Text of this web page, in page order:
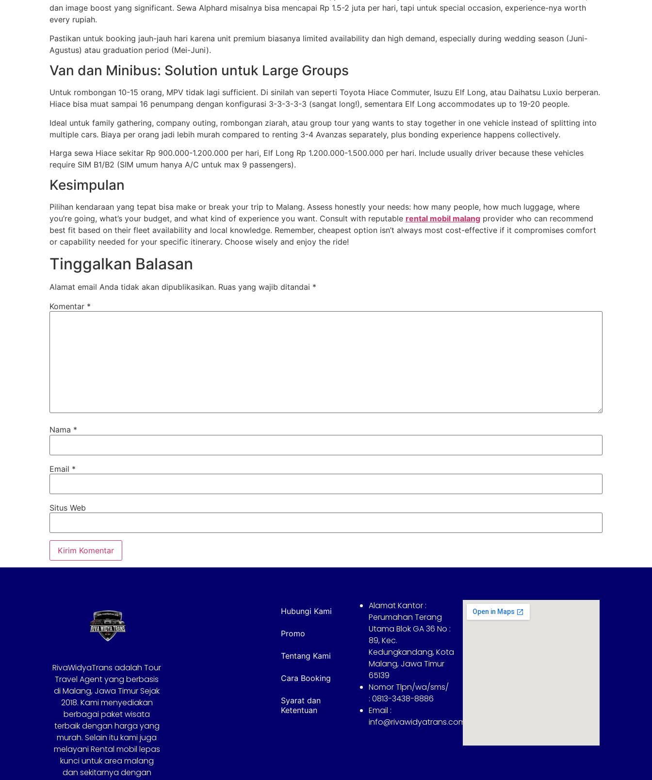
dan image boost yang significant. Sewa Alphard misalnya bisa mencapai Rp 1.5-2 juta per hari, tapi untuk special occasion, experience-nya worth
every rupiah.
Pastikan untuk booking jauh-jauh hari karena unit premium biasanya limited availability dan high demand, especially during wedding season (Juni-
Agustus) atau graduation period (Mei-Juni).
Van dan Minibus: Solution untuk Large Groups
Untuk rombongan 10-15 orang, MPV tidak lagi sufficient. Di sinilah van seperti Toyota Hiace Commuter, Isuzu Elf Long, atau Daihatsu Luxio berperan.
Hiace bisa muat sampai 16 penumpang dengan konfigurasi 3-3-3-3-3 (sangat long!), sementara Elf Long accommodates up to 19-20 people.
Ideal untuk family gathering, company outing, rombongan ziarah, atau group tour yang wants to stay together in one vehicle instead of splitting into
multiple cars. Biaya per orang jadi lebih murah compared to renting 3-4 Avanzas separately, plus bonding experience happens collectively.
Harga sewa Hiace sekitar Rp 900.000-1.200.000 per hari, Elf Long Rp 1.200.000-1.500.000 per hari. Include usually driver because these vehicles
require SIM B1/B2 (SIM umum hanya A/C untuk max 9 passengers).
Kesimpulan
Pilihan kendaraan yang tepat bisa make or break your trip to Malang. Assess honestly your needs: how many people, how much luggage, where
you’re going, what’s your budget, and what kind of experience you want. Consult with reputable rental mobil malang provider who can recommend
best fit based on their fleet availability and local knowledge. Remember, cheapest option isn’t always most cost-effective if it compromises comfort
or capability needed for your specific itinerary. Choose wisely and enjoy the ride!
Tinggalkan Balasan
Alamat email Anda tidak akan dipublikasikan. Ruas yang wajib ditandai *
Komentar *
Nama *
Email *
Situs Web
RivaWidyaTrans adalah Tour
Travel Agent yang berbasis
di Malang, Jawa Timur Sejak
2018. Kami menyediakan
berbagai paket wisata
terbaik dengan harga yang
murah. Selain itu kami juga
melayani Rental mobil lepas
kunci untuk area malang
dan sekitarnya dengan
Hubungi Kami
Promo
Tentang Kami
Cara Booking
Syarat dan
Ketentuan
Alamat Kantor :
Perumahan Terang
Utama Blok GA 36 No :
89, Kec.
Kedungkandang, Kota
Malang, Jawa Timur
65139
Nomor Tlpn/wa/sms/
: 0813-3438-8886
Email :
info@rivawidyatrans.com